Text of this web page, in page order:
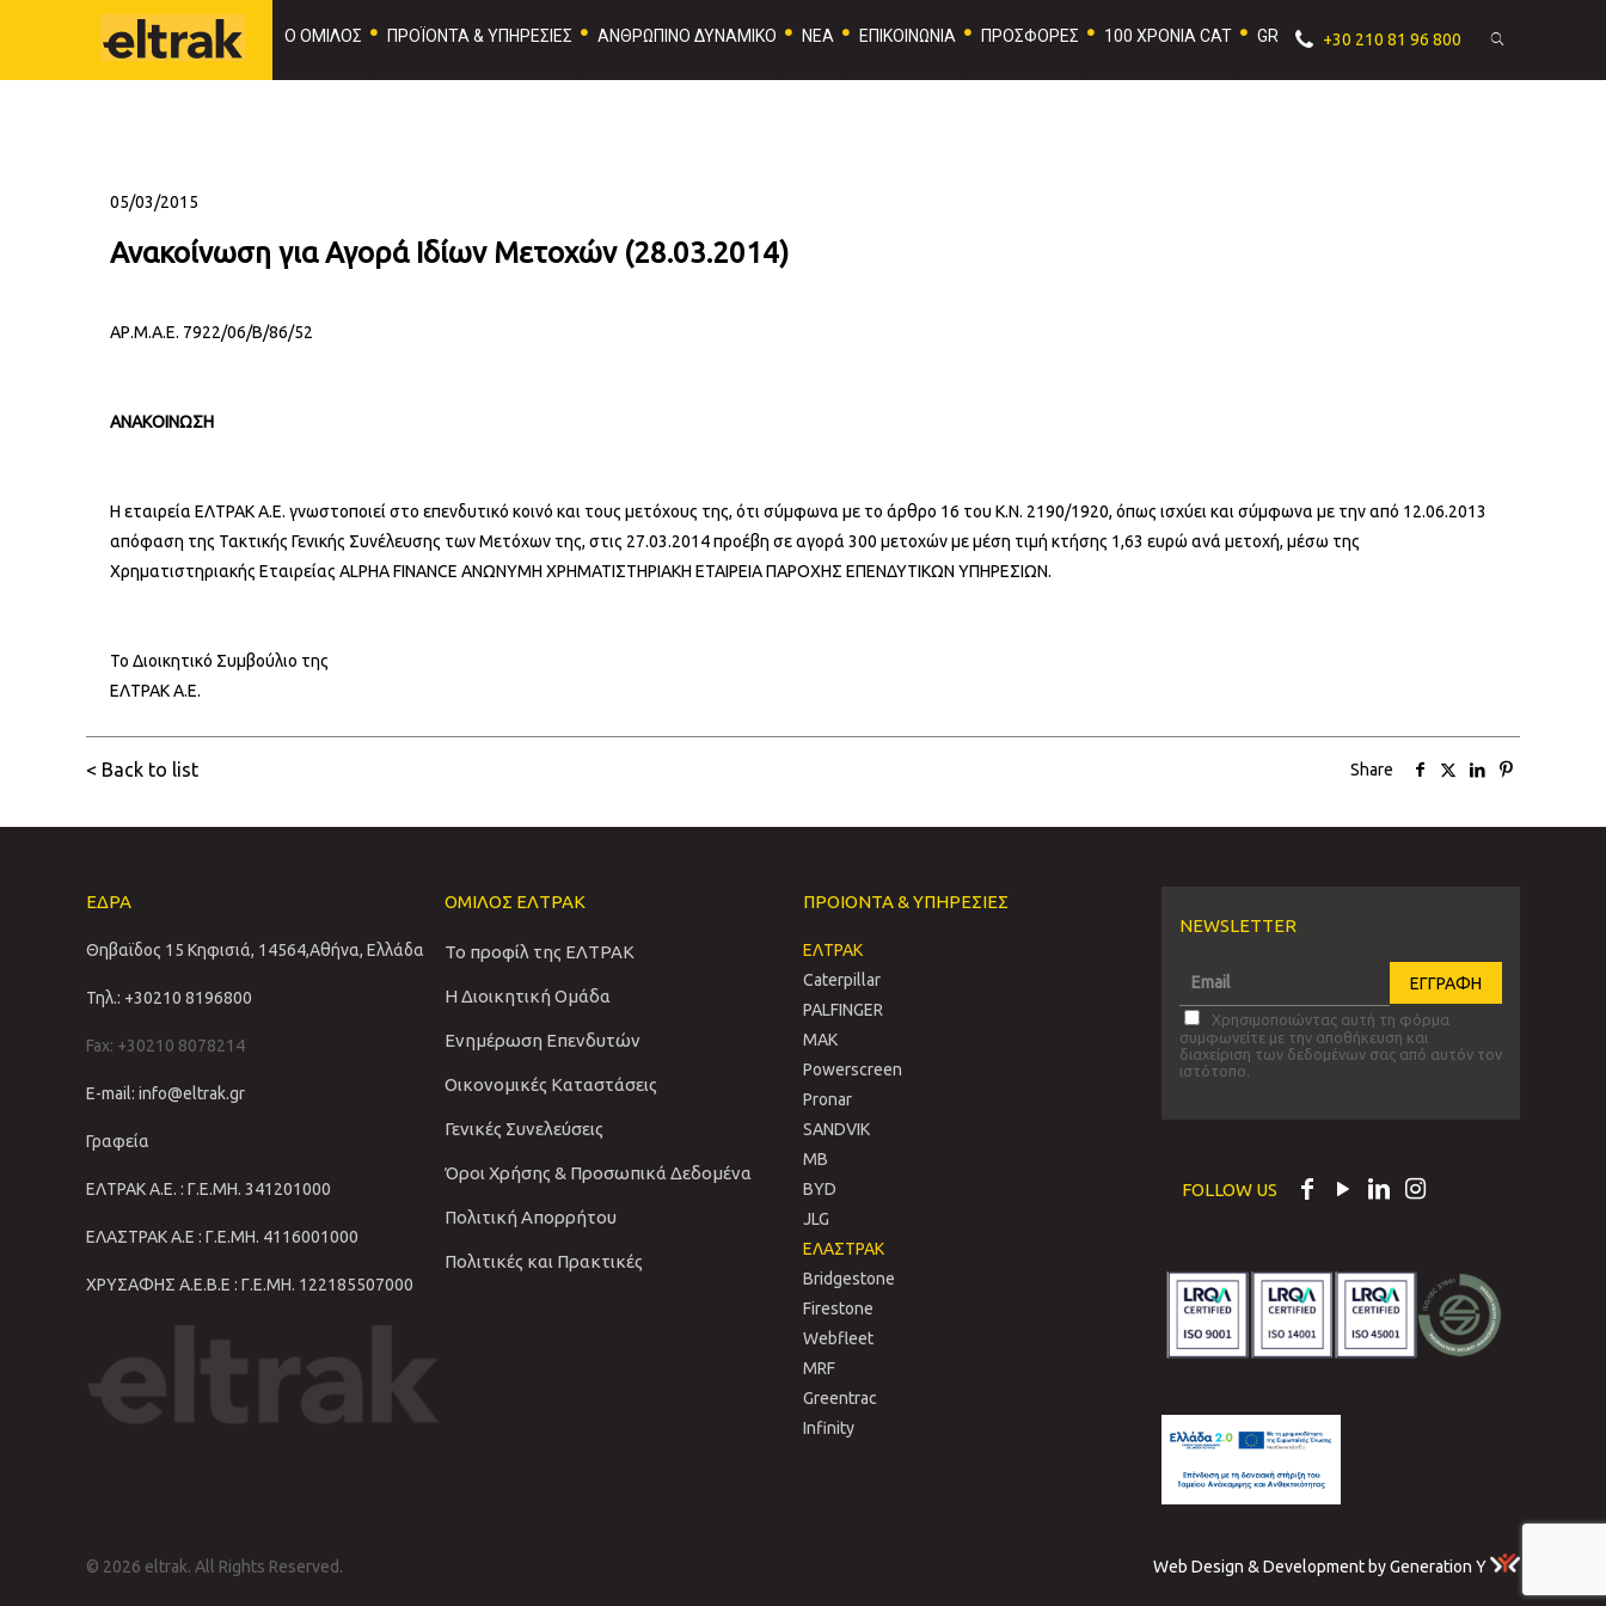
Ο ΟΜΙΛΟΣ ΠΡΟΪΟΝΤΑ & ΥΠΗΡΕΣΙΕΣ ΑΝΘΡΩΠΙΝΟ ΔΥΝΑΜΙΚΟ ΝΕΑ ΕΠΙΚΟΙΝΩΝΙΑ ΠΡΟΣΦΟΡΕΣ 100 ΧΡΟΝΙΑ CAT GR +30 210 81 96 800
05/03/2015
Ανακοίνωση για Αγορά Ιδίων Μετοχών (28.03.2014)
ΑΡ.Μ.Α.Ε. 7922/06/Β/86/52
ΑΝΑΚΟΙΝΩΣΗ
Η εταιρεία ΕΛΤΡΑΚ Α.Ε. γνωστοποιεί στο επενδυτικό κοινό και τους μετόχους της, ότι σύμφωνα με το άρθρο 16 του Κ.Ν. 2190/1920, όπως ισχύει και σύμφωνα με την από 12.06.2013
απόφαση της Τακτικής Γενικής Συνέλευσης των Μετόχων της, στις 27.03.2014 προέβη σε αγορά 300 μετοχών με μέση τιμή κτήσης 1,63 ευρώ ανά μετοχή, μέσω της
Χρηματιστηριακής Εταιρείας ALPHA FINANCE ΑΝΩΝΥΜΗ ΧΡΗΜΑΤΙΣΤΗΡΙΑΚΗ ΕΤΑΙΡΕΙΑ ΠΑΡΟΧΗΣ ΕΠΕΝΔΥΤΙΚΩΝ ΥΠΗΡΕΣΙΩΝ.
Το Διοικητικό Συμβούλιο της
ΕΛΤΡΑΚ Α.Ε.
< Back to list Share
ΕΔΡΑ
Θηβαϊδος 15 Κηφισιά, 14564,Αθήνα, Ελλάδα
Τηλ.: +30210 8196800
Fax: +30210 8078214
E-mail: info@eltrak.gr
Γραφεία
ΕΛΤΡΑΚ Α.Ε. : Γ.Ε.ΜΗ. 341201000
ΕΛΑΣΤΡΑΚ Α.Ε : Γ.Ε.ΜΗ. 4116001000
ΧΡΥΣΑΦΗΣ Α.Ε.Β.Ε : Γ.Ε.ΜΗ. 122185507000
ΟΜΙΛΟΣ ΕΛΤΡΑΚ
Το προφίλ της ΕΛΤΡΑΚ
Η Διοικητική Ομάδα
Ενημέρωση Επενδυτών
Οικονομικές Καταστάσεις
Γενικές Συνελεύσεις
Όροι Χρήσης & Προσωπικά Δεδομένα
Πολιτική Απορρήτου
Πολιτικές και Πρακτικές
ΠΡΟΙΟΝΤΑ & ΥΠΗΡΕΣΙΕΣ
ΕΛΤΡΑΚ
Caterpillar
PALFINGER
MAK
Powerscreen
Pronar
SANDVIΚ
MB
BYD
JLG
ΕΛΑΣΤΡΑΚ
Bridgestone
Firestone
Webfleet
MRF
Greentrac
Infinity
NEWSLETTER
Χρησιμοποιώντας αυτή τη φόρμα
συμφωνείτε με την αποθήκευση και
διαχείριση των δεδομένων σας από αυτόν τον
ιστότοπο.
FOLLOW US
© 2026 eltrak. All Rights Reserved. Web Design & Development by Generation Y